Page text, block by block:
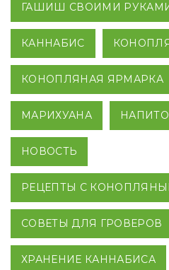
ГАШИШ СВОИМИ
КАННАБИС
КОНОПЛЯНАЯ ЯРМАРКА
МАРИХУАНА
НОВОСТЬ
РЕЦЕПТЫ С
СОВЕТЫ ДЛЯ ГРОВЕРОВ
ХРАНЕНИЕ КАННАБИСА